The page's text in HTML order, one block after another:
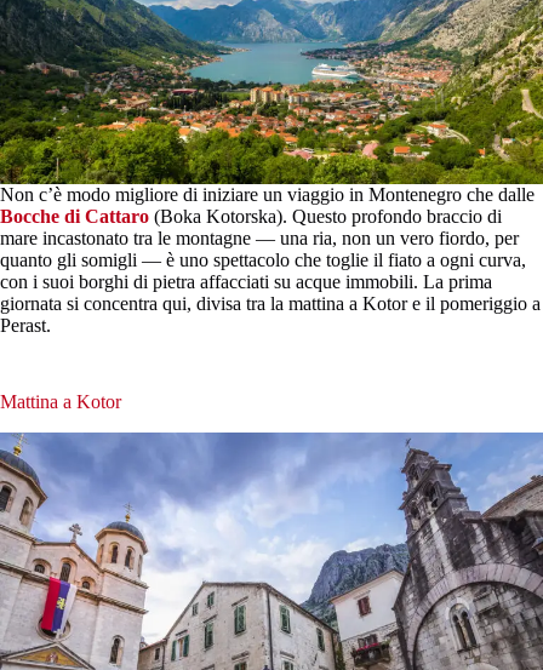
Non c’è modo migliore di iniziare un viaggio in Montenegro che dalle
Bocche di Cattaro (Boka Kotorska). Questo profondo braccio di
mare incastonato tra le montagne — una ria, non un vero fiordo, per
quanto gli somigli — è uno spettacolo che toglie il fiato a ogni curva,
con i suoi borghi di pietra affacciati su acque immobili. La prima
giornata si concentra qui, divisa tra la mattina a Kotor e il pomeriggio a
Perast.
Mattina a Kotor